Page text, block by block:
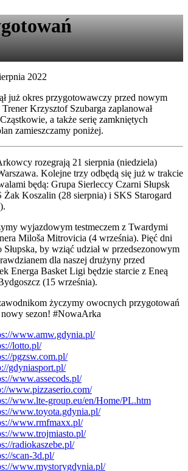
2022
już okres przygotowawczy przed nowym
Krzysztof Szubarga zaplanował
a także serię zamkniętych
zamieszczamy poniżej.
rozegrają 21 sierpnia (niedziela)
Kolejne trzy odbędą się już w trakcie
będą: Grupa Sierleccy Czarni Słupsk
Koszalin (28 sierpnia) i SKS Starogard
wyjazdowym testmeczem z Twardymi
Miloša Mitrovicia (4 września). Pięć dni
by wziąć udział w przedsezonowym
dla naszej drużyny przed
Energa Basket Ligi będzie starcie z Eneą
(15 września).
życzymy owocnych przygotowań
sezon! #NowaArka